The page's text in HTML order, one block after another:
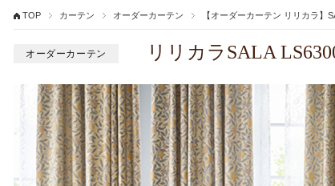
TOP カーテン オーダーカーテン 【オーダーカーテン リリカラ】
オーダーカーテン リリカラSALA